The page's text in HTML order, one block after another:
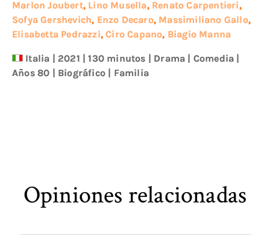
Marlon Joubert, Lino Musella, Renato Carpentieri,
Sofya Gershevich, Enzo Decaro, Massimiliano Gallo,
Elisabetta Pedrazzi,Ciro Capano, Biagio Manna
Italia |2021 | 130 minutos | Drama | Comedia |
Años 80 | Biográfico | Familia
Opiniones relacionadas